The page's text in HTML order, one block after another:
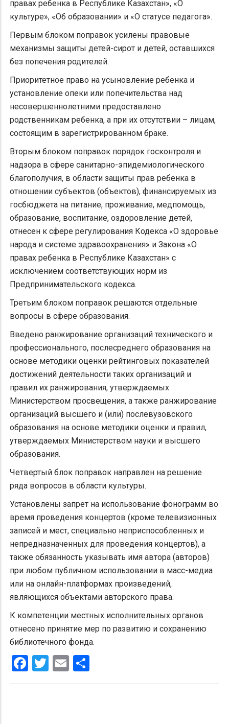
правах ребенка в Республике Казахстан», «О
культуре», «Об образовании» и «О статусе педагога».
Первым блоком поправок усилены правовые
механизмы защиты детей-сирот и детей, оставшихся
без попечения родителей.
Приоритетное право на усыновление ребенка и
установление опеки или попечительства над
несовершеннолетними предоставлено
родственникам ребенка, а при их отсутствии – лицам,
состоящим в зарегистрированном браке.
Вторым блоком поправок порядок госконтроля и
надзора в сфере санитарно-эпидемиологического
благополучия, в области защиты прав ребенка в
отношении субъектов (объектов), финансируемых из
госбюджета на питание, проживание, медпомощь,
образование, воспитание, оздоровление детей,
отнесен к сфере регулирования Кодекса «О здоровье
народа и системе здравоохранения» и Закона «О
правах ребенка в Республике Казахстан» с
исключением соответствующих норм из
Предпринимательского кодекса.
Третьим блоком поправок решаются отдельные
вопросы в сфере образования.
Введено ранжирование организаций технического и
профессионального, послесреднего образования на
основе методики оценки рейтинговых показателей
достижений деятельности таких организаций и
правил их ранжирования, утверждаемых
Министерством просвещения, а также ранжирование
организаций высшего и (или) послевузовского
образования на основе методики оценки и правил,
утверждаемых Министерством науки и высшего
образования.
Четвертый блок поправок направлен на решение
ряда вопросов в области культуры.
Установлены запрет на использование фонограмм во
время проведения концертов (кроме телевизионных
записей и мест, специально неприспособленных и
непредназначенных для проведения концертов), а
также обязанность указывать имя автора (авторов)
при любом публичном использовании в масс-медиа
или на онлайн-платформах произведений,
являющихся объектами авторского права.
К компетенции местных исполнительных органов
отнесено принятие мер по развитию и сохранению
библиотечного фонда.
Facebook
Twitter
Email